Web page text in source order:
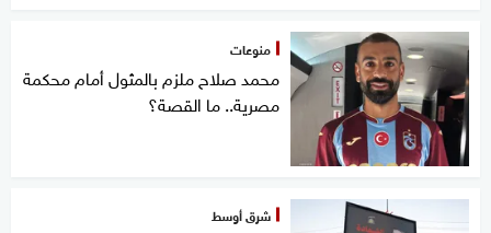
منوعات
محمد صلاح ملزم بالمثول أمام محكمة
مصرية.. ما القصة؟
شرق أوسط